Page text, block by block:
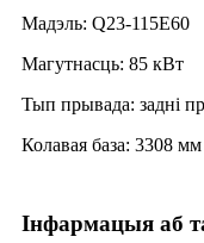
Мадэль: Q23-115E60
Магутнасць: 85 кВт
Тып прывада: задні
Колавая база: 3308 мм
Інфармацыя аб